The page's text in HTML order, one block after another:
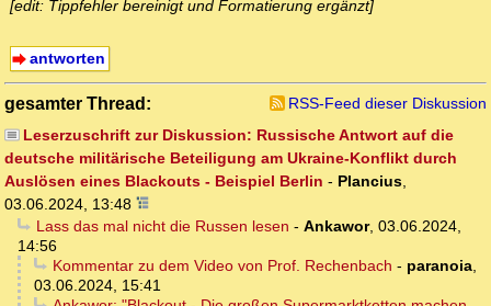
[edit: Tippfehler bereinigt und Formatierung ergänzt]
antworten
gesamter Thread:
RSS-Feed dieser Diskussion
Leserzuschrift zur Diskussion: Russische Antwort auf die
deutsche militärische Beteiligung am Ukraine-Konflikt durch
Auslösen eines Blackouts - Beispiel Berlin - Plancius,
03.06.2024, 13:48
Lass das mal nicht die Russen lesen - Ankawor, 03.06.2024,
14:56
Kommentar zu dem Video von Prof. Rechenbach - paranoia,
03.06.2024, 15:41